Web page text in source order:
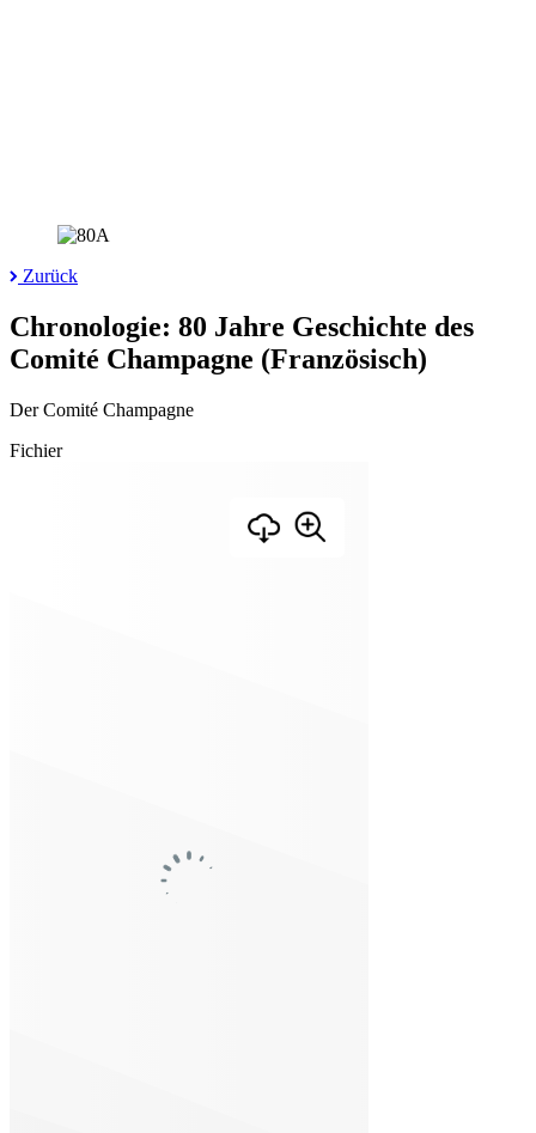
Zurück
Chronologie: 80 Jahre Geschichte des
Comité Champagne (Französisch)
Der Comité Champagne
Fichier